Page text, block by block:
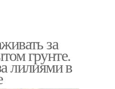
за
грунте.
лилиями в